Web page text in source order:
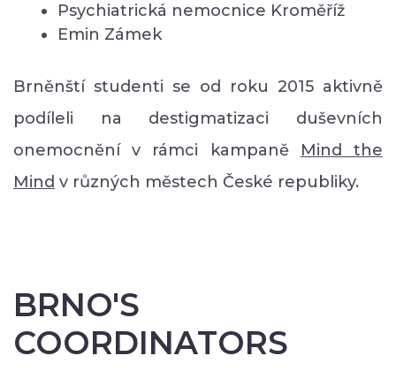
Psychiatrická nemocnice Kroměříž
Emin Zámek
Brněnští studenti se od roku 2015 aktivně
podíleli na destigmatizaci duševních
onemocnění v rámci kampaně Mind the
Mind v různých městech České republiky.
BRNO'S
COORDINATORS